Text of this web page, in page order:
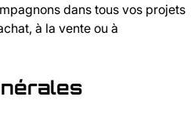
dans tous vos projets
à la vente ou à